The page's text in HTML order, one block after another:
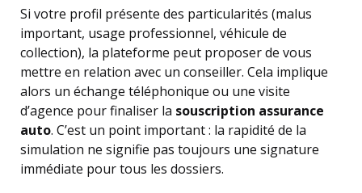
Si votre profil présente des particularités (malus
important, usage professionnel, véhicule de
collection), la plateforme peut proposer de vous
mettre en relation avec un conseiller. Cela implique
alors un échange téléphonique ou une visite
d’agence pour finaliser la souscription assurance
auto. C’est un point important : la rapidité de la
simulation ne signifie pas toujours une signature
immédiate pour tous les dossiers.